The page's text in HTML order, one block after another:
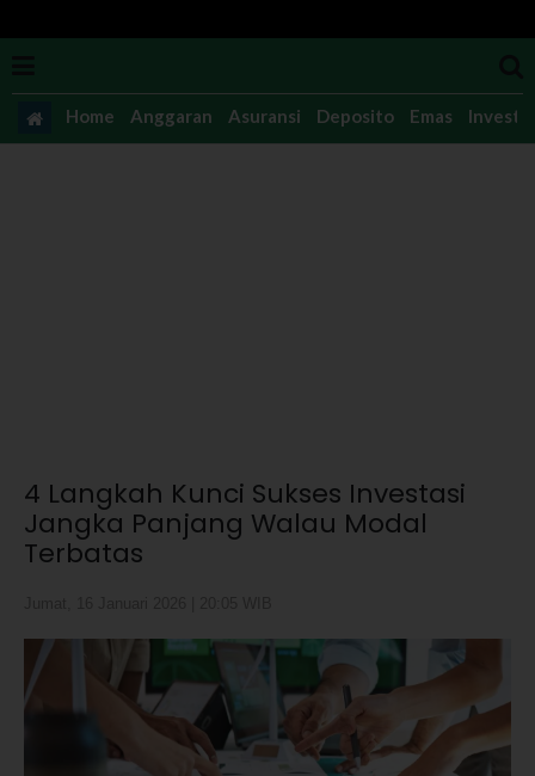
Home Anggaran Asuransi Deposito Emas
4 Langkah Kunci Sukses Investasi
Jangka Panjang Walau Modal
Terbatas